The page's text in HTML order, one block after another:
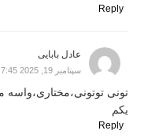
Reply
عادل بابایی
سپتامبر 19, 2025 at 7:45 ب.ظ
تونی
یکم
Reply